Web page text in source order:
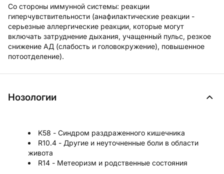
Со стороны иммунной системы: реакции
гиперчувствительности (анафилактические реакции -
серьезные аллергические реакции, которые могут
включать затруднение дыхания, учащенный пульс, резкое
снижение АД (слабость и головокружение), повышенное
потоотделение).
Нозологии
K58 - Синдром раздраженного кишечника
R10.4 - Другие и неуточненные боли в области
живота
R14 - Метеоризм и родственные состояния